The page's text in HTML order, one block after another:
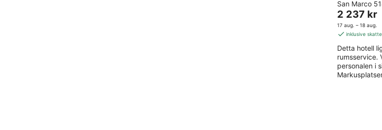
out
of
5
San Marco
Priset
är
2 237 kr
natt
2 237 kr
17 aug. – 18 aug.
inklusive
Detta hotell
rumsservice.
personalen i